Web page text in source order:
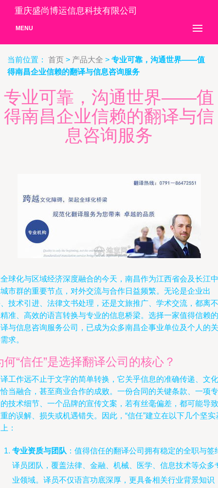
重庆盛尚博运信息科技有限公司
MENU
当前位置： 首页 > 产品大全 > 专业可靠，沟通世界——值
得南昌企业信赖的翻译与信息咨询服务
专业可靠，沟通世界——值
得南昌企业信赖的翻译与信
息咨询服务
球化与区域经济深度融合的今天，南昌作为江西省会及长江中
市群的重要节点，对外交流与合作日益频繁。无论是企业出
技术引进、法律文书处理，还是文旅推广、学术交流，都离不
准、高效的语言转换与专业的信息桥梁。选择一家值得信赖的
与信息咨询服务公司，已成为众多南昌企事业单位及个人的关
求。
何“信任”是选择翻译公司的核心？
工作远不止于文字的简单转换，它关乎信息的准确传递、文化
当融合，甚至商业合作的成败。一份合同的关键条款、一项专
技术细节、一个品牌的宣传文案，若有丝毫偏差，都可能导致
的误解、损失或机遇错失。因此，“信任”建立在以下几个坚实
：
专业资质与团队 ：值得信任的翻译公司拥有稳定的全职与签
译员团队，覆盖法律、金融、机械、医学、信息技术等众多
业领域。译员不仅语言功底深厚，更具备相关行业背景知识